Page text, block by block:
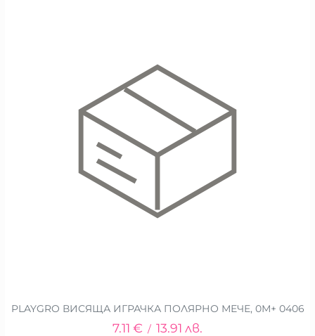
PLAYGRO ВИСЯЩА ИГРАЧКА ПОЛЯРНО МЕЧЕ, 0М+ 0406
7.11 € / 13.91 лв.